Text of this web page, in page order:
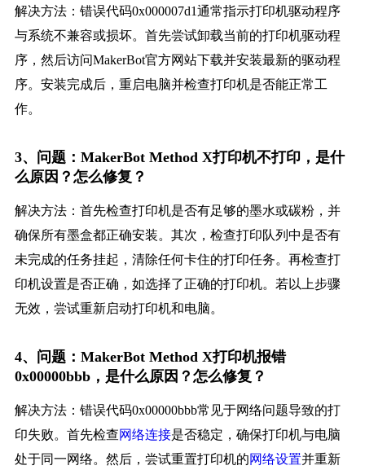
解决方法：错误代码0x000007d1通常指示打印机驱动程序
与系统不兼容或损坏。首先尝试卸载当前的打印机驱动程
序，然后访问MakerBot官方网站下载并安装最新的驱动程
序。安装完成后，重启电脑并检查打印机是否能正常工
作。
3、问题：MakerBot Method X打印机不打印，是什
么原因？怎么修复？
解决方法：首先检查打印机是否有足够的墨水或碳粉，并
确保所有墨盒都正确安装。其次，检查打印队列中是否有
未完成的任务挂起，清除任何卡住的打印任务。再检查打
印机设置是否正确，如选择了正确的打印机。若以上步骤
无效，尝试重新启动打印机和电脑。
4、问题：MakerBot Method X打印机报错
0x00000bbb，是什么原因？怎么修复？
解决方法：错误代码0x00000bbb常见于网络问题导致的打
印失败。首先检查网络连接是否稳定，确保打印机与电脑
处于同一网络。然后，尝试重置打印机的网络设置并重新